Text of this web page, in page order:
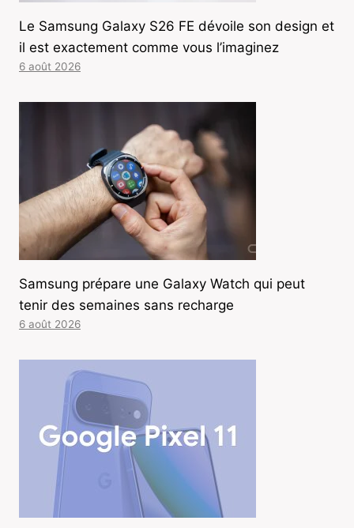
Le Samsung Galaxy S26 FE dévoile son design et
il est exactement comme vous l’imaginez
6 août 2026
Samsung prépare une Galaxy Watch qui peut
tenir des semaines sans recharge
6 août 2026